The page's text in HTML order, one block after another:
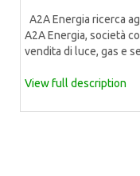
A2A Energia ricerca
A2A Energia, società
vendita di luce, gas e
View full description